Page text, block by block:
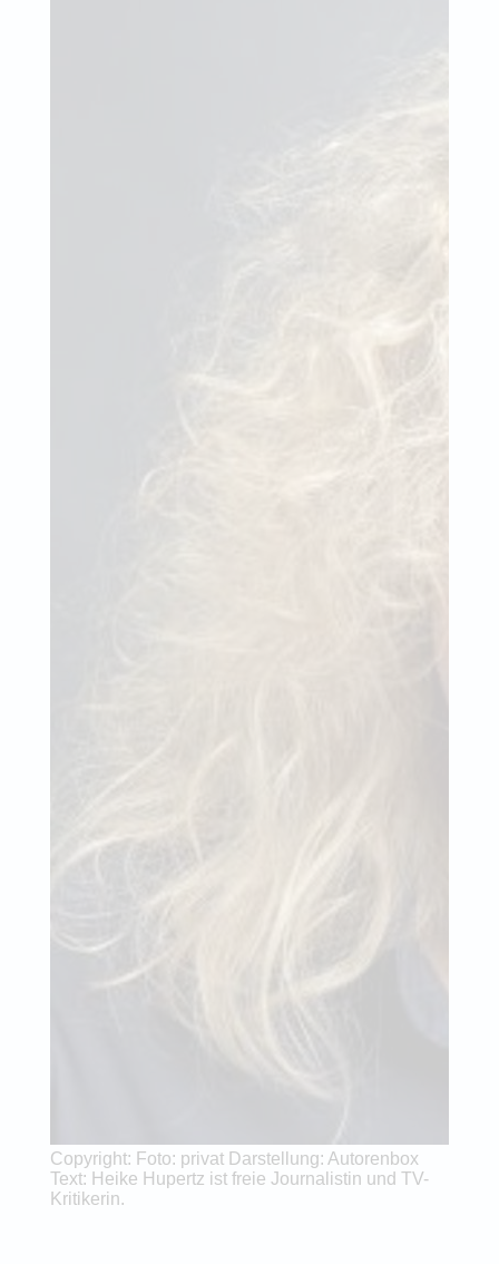
Copyright: Foto: privat Darstellung: Autorenbox
Text: Heike Hupertz ist freie Journalistin und TV-
Kritikerin.